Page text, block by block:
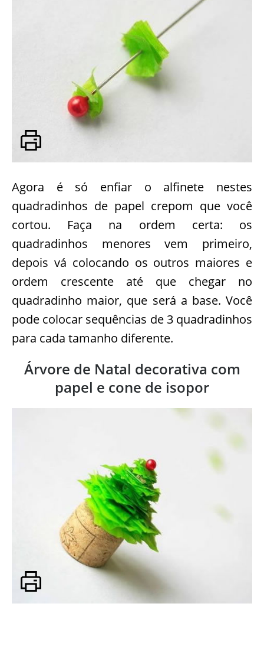
Agora é só enfiar o alfinete nestes
quadradinhos de papel crepom que você
cortou. Faça na ordem certa: os
quadradinhos menores vem primeiro,
depois vá colocando os outros maiores e
ordem crescente até que chegar no
quadradinho maior, que será a base. Você
pode colocar sequências de 3 quadradinhos
para cada tamanho diferente.
Árvore de Natal decorativa com
papel e cone de isopor